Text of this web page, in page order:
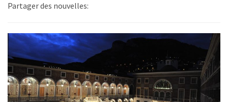
Partager des nouvelles: